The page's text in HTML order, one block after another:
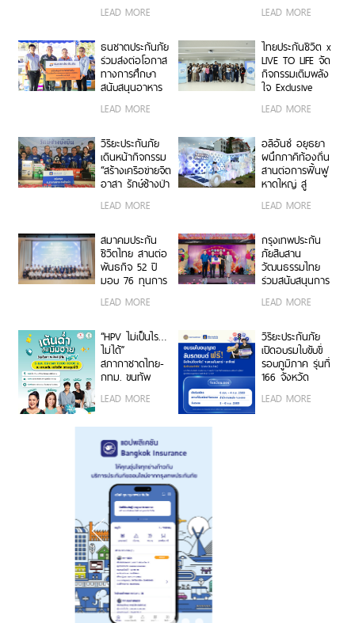
จำเป็นกว่า
โครงการ GIVE
NEVER STOP
ผ่าน
สวพ.FM91
LEAD MORE จับมือ กทม.
คิดว่า “ไม่เป็นไร”
ก่อนความชะล่าใจ
จะกลายเป็นมะเร็ง
ร้าย
LEAD MORE
ธนชาตประกันภัย
ร่วมส่งต่อโอกาส
ทางการศึกษา
สนับสนุนอาหาร
โครงการ “ครู
อาสา 2569”
LEAD MORE
ไทยประกันชีวิต x
LIVE TO LIFE จัด
กิจกรรมเติมพลัง
ใจ Exclusive
รูน แมตช์
LEAD MORE
วิริยะประกันภัย
เดินหน้ากิจกรรม
“สร้างเครือข่ายจิต
อาสา รักษ์ช้างป่า
ครั้งที่ 2
LEAD MORE
อลิอันซ์ อยุธยา
ผนึกภาคีท้องถิ่น
สานต่อการฟื้นฟู
หาดใหญ่ สู่
ต้นแบบเมือง
พร้อมรับมือภัย
LEAD MORE
สมาคมประกัน
ชีวิตไทย สานต่อ
พันธกิจ 52 ปี
มอบ 76 ทุนการ
บุคลากรคุณภาพ
ประกันชีวิต
LEAD MORE
กรุงเทพประกัน
ภัยสืบสาน
วัฒนธรรมไทย
ร่วมสนับสนุนการ
พรรษา จังหวัด
ประจำปี 2569
LEAD MORE
“HPV ไม่เป็นไร…
ไม่ได้”
สภากาชาดไทย-
กทม. ขนทัพ
ชวนเต้น รู้ทัน
สวนลุมพินี 5
ส.ค.นี้
LEAD MORE
วิริยะประกันภัย
เปิดอบรมใบขับขี่
รอบภูมิภาค รุ่นที่
166 จังหวัด
ขับขี่คุณภาพ ลด
LEAD MORE